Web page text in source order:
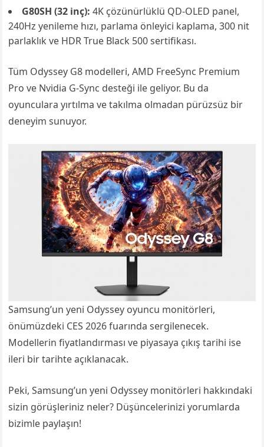
G80SH (32 inç): 4K çözünürlüklü QD-OLED panel,
240Hz yenileme hızı, parlama önleyici kaplama, 300 nit
parlaklık ve HDR True Black 500 sertifikası.
Tüm Odyssey G8 modelleri, AMD FreeSync Premium
Pro ve Nvidia G-Sync desteği ile geliyor. Bu da
oyunculara yırtılma ve takılma olmadan pürüzsüz bir
deneyim sunuyor.
Samsung’un yeni Odyssey oyuncu monitörleri,
önümüzdeki CES 2026 fuarında sergilenecek.
Modellerin fiyatlandırması ve piyasaya çıkış tarihi ise
ileri bir tarihte açıklanacak.
Peki, Samsung’un yeni Odyssey monitörleri hakkındaki
sizin görüşleriniz neler? Düşüncelerinizi yorumlarda
bizimle paylaşın!